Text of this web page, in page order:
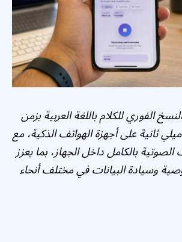
الفوري للكلام باللغة العربية بزمن
استجابة يبلغ 150 ميلي ثانية على أجهزة الهواتف الذكية، مع
الصوتية بالكامل داخل الجهاز، بما يعزز
وسيادة البيانات في مختلف أنحاء